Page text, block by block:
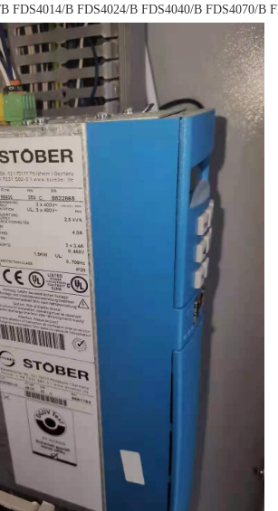
FDS4014/B FDS4024/B FDS4040/B FDS4070/B